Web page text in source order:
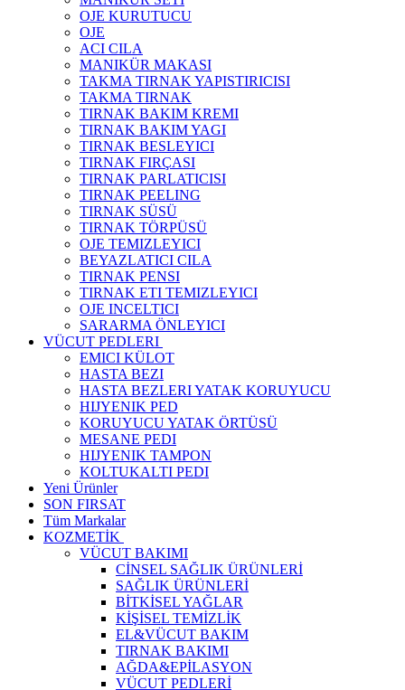
OJE KURUTUCU
OJE
ACI CILA
MANIKÜR MAKASI
TAKMA TIRNAK YAPISTIRICISI
TAKMA TIRNAK
TIRNAK BAKIM KREMI
TIRNAK BAKIM YAGI
TIRNAK BESLEYICI
TIRNAK FIRÇASI
TIRNAK PARLATICISI
TIRNAK PEELING
TIRNAK SÜSÜ
TIRNAK TÖRPÜSÜ
OJE TEMIZLEYICI
BEYAZLATICI CILA
TIRNAK PENSI
TIRNAK ETI TEMIZLEYICI
OJE INCELTICI
SARARMA ÖNLEYICI
VÜCUT PEDLERI
EMICI KÜLOT
HASTA BEZI
HASTA BEZLERI YATAK KORUYUCU
HIJYENIK PED
KORUYUCU YATAK ÖRTÜSÜ
MESANE PEDI
HIJYENIK TAMPON
KOLTUKALTI PEDI
Yeni Ürünler
SON FIRSAT
Tüm Markalar
KOZMETİK
VÜCUT BAKIMI
CİNSEL SAĞLIK ÜRÜNLERİ
SAĞLIK ÜRÜNLERİ
BİTKİSEL YAĞLAR
KİŞİSEL TEMİZLİK
EL&VÜCUT BAKIM
TIRNAK BAKIMI
AĞDA&EPİLASYON
VÜCUT PEDLERİ